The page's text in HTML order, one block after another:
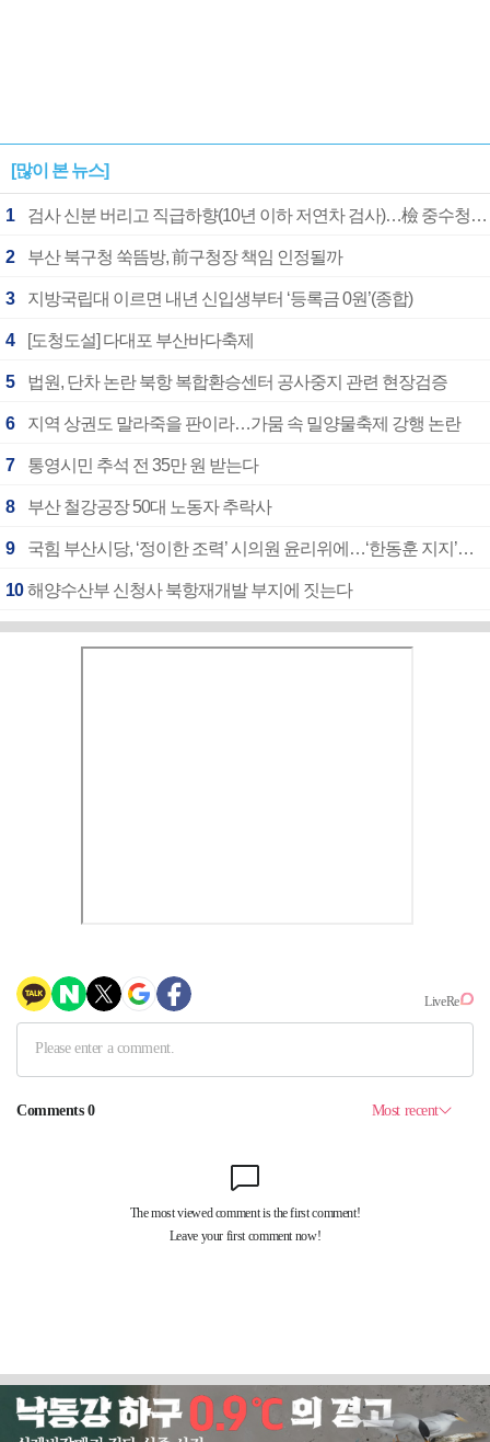
[많이 본 뉴스]
1 검사 신분 버리고 직급하향(10년 이하 저연차 검사)…檢 중수청행 기피
2 부산 북구청 쑥뜸방, 前구청장 책임 인정될까
3 지방국립대 이르면 내년 신입생부터 ‘등록금 0원’(종합)
4 [도청도설] 다대포 부산바다축제
5 법원, 단차 논란 북항 복합환승센터 공사중지 관련 현장검증
6 지역 상권도 말라죽을 판이라…가뭄 속 밀양물축제 강행 논란
7 통영시민 추석 전 35만 원 받는다
8 부산 철강공장 50대 노동자 추락사
9 국힘 부산시당, ‘정이한 조력’ 시의원 윤리위에…‘한동훈 지지’도 신고접수
10 해양수산부 신청사 북항재개발 부지에 짓는다